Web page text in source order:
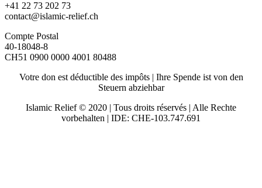
+41 22 73 202 73
contact@islamic-relief.ch
Compte Postal
40-18048-8
CH51 0900 0000 4001 80488
Votre don est déductible des impôts | Ihre Spende ist von den
Steuern abziehbar
Islamic Relief © 2020 | Tous droits réservés | Alle Rechte
vorbehalten | IDE: CHE-103.747.691